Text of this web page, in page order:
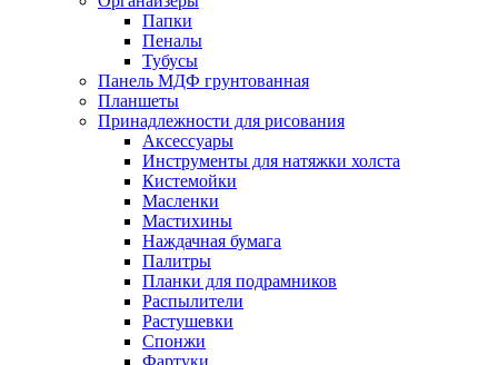
Папки
Пеналы
Тубусы
Панель МДФ грунтованная
Планшеты
Принадлежности для рисования
Аксессуары
Инструменты для натяжки холста
Кистемойки
Масленки
Мастихины
Наждачная бумага
Палитры
Планки для подрамников
Распылители
Растушевки
Спонжи
Фартуки